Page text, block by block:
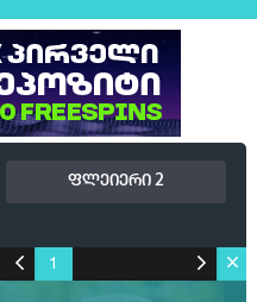
ფლეიერი 2
1